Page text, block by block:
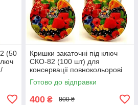
(50
Кришки закаточні під ключ
СКО-82 (100 шт) для
консервації повнокольорові
(фрукти/овочі) Полінка
Готово до відправки
400 ₴ 800 ₴